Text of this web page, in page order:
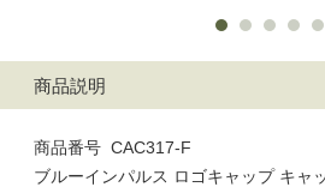
商品説明
商品番号 CAC317-F
ブルーインパルス ロゴキャップ キャ